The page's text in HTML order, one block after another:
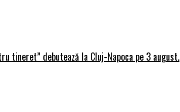
tineret” debutează la Cluj-Napoca pe 3 august.